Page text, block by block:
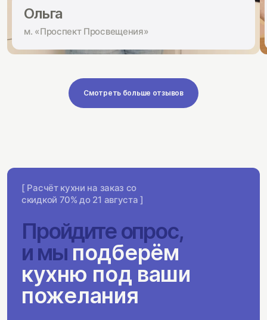
Ольга
м. «Проспект Просвещения»
Смотреть больше отзывов
[ Расчёт кухни на заказ со
скидкой 70% до 21 августа ]
Пройдите опрос,
и мыподберём
кухню под ваши
пожелания